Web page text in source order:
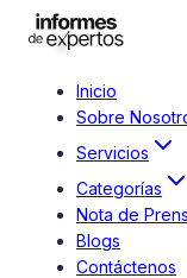
Inicio
Sobre
Servicios
Categorías
Nota de
Blogs
Contáctenos